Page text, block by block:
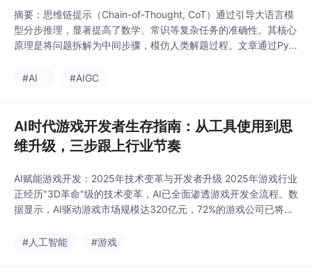
摘要：思维链提示（Chain-of-Thought, CoT）通过引导大语言模
型分步推理，显著提高了数学、常识等复杂任务的准确性。其核心
原理是将问题拆解为中间步骤，模仿人类解题过程。文章通过Pyth
种实现方式，并对比实验数据：在GSM8K等数学数据集上，CoT
#AI #AIGC
AI时代游戏开发者生存指南：从工具使用到思
维升级，三步跟上行业节奏
AI赋能游戏开发：2025年技术变革与开发者升级 2025年游戏行业
正经历"3D革命"级的技术变革，AI已全面渗透游戏开发全流程。数
据显示，AI驱动游戏市场规模达320亿元，72%的游戏公司已将AI
重构工作内容，掌握AI工具的开发者将获得10倍生产力提升。 各
#人工智能 #游戏